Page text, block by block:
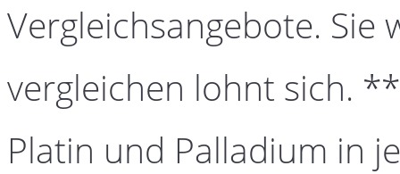
Vergleichsangebote. Sie
vergleichen lohnt sich.
Platin und Palladium in